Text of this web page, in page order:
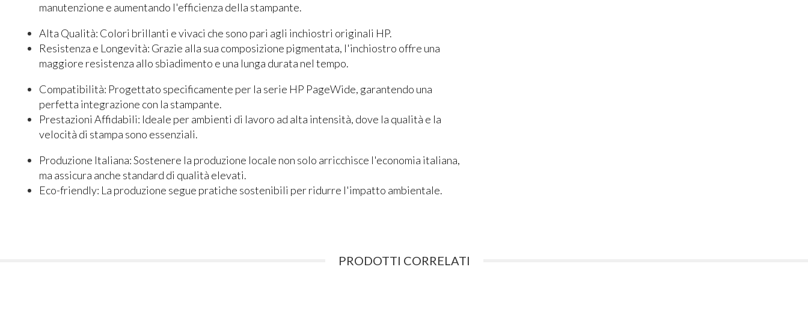
manutenzione e aumentando l'efficienza della stampante.
Alta Qualità: Colori brillanti e vivaci che sono pari agli inchiostri originali HP.
Resistenza e Longevità: Grazie alla sua composizione pigmentata, l'inchiostro offre una
maggiore resistenza allo sbiadimento e una lunga durata nel tempo.
Compatibilità: Progettato specificamente per la serie HP PageWide, garantendo una
perfetta integrazione con la stampante.
Prestazioni Affidabili: Ideale per ambienti di lavoro ad alta intensità, dove la qualità e la
velocità di stampa sono essenziali.
Produzione Italiana: Sostenere la produzione locale non solo arricchisce l'economia italiana,
ma assicura anche standard di qualità elevati.
Eco-friendly: La produzione segue pratiche sostenibili per ridurre l'impatto ambientale.
PRODOTTI CORRELATI